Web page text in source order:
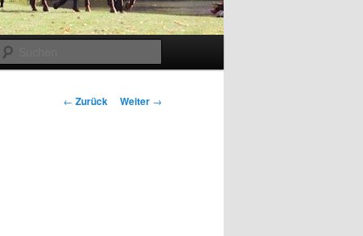
Beitragsnavigation
← Zurück Weiter →